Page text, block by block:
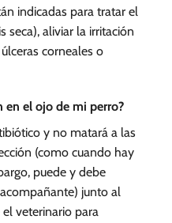
indicadas para tratar el
seca), aliviar la irritación
corneales o
en el ojo de mi perro?
y no matará a las
(como cuando hay
puede y debe
junto al
veterinario para